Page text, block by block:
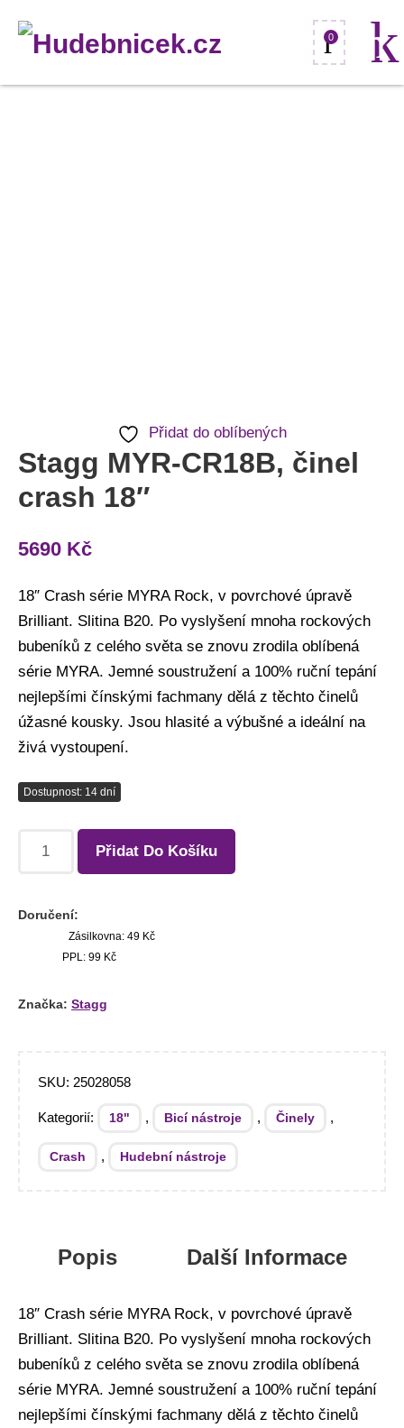
0
Přidat do oblíbených
Stagg MYR-CR18B, činel
crash 18″
5690 Kč
18″ Crash série MYRA Rock, v povrchové úpravě
Brilliant. Slitina B20. Po vyslyšení mnoha rockových
bubeníků z celého světa se znovu zrodila oblíbená
série MYRA. Jemné soustružení a 100% ruční tepání
nejlepšími čínskými fachmany dělá z těchto činelů
úžasné kousky. Jsou hlasité a výbušné a ideální na
živá vystoupení.
Dostupnost: 14 dní
Přidat Do Košíku
Doručení:
Zásilkovna: 49 Kč
PPL: 99 Kč
Značka: Stagg
SKU: 25028058
Kategorií: 18" , Bicí nástroje , Činely ,
Crash , Hudební nástroje
Popis Další Informace
18″ Crash série MYRA Rock, v povrchové úpravě
Brilliant. Slitina B20. Po vyslyšení mnoha rockových
bubeníků z celého světa se znovu zrodila oblíbená
série MYRA. Jemné soustružení a 100% ruční tepání
nejlepšími čínskými fachmany dělá z těchto činelů